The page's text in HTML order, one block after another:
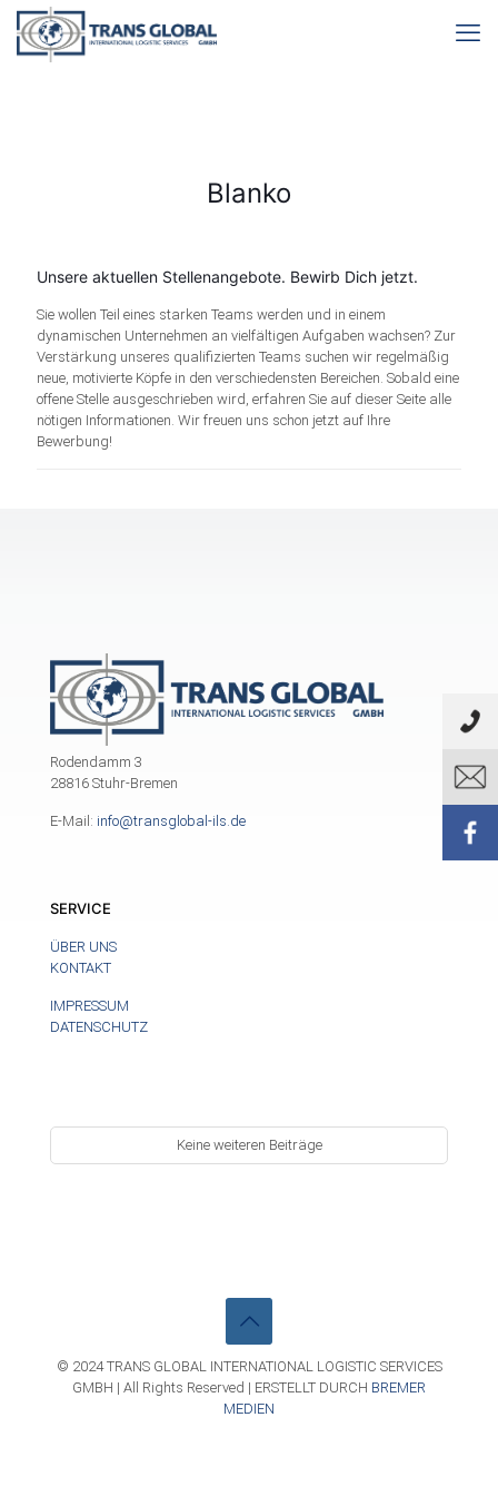
Blanko
Unsere aktuellen Stellenangebote. Bewirb Dich jetzt.
Sie wollen Teil eines starken Teams werden und in einem
dynamischen Unternehmen an vielfältigen Aufgaben wachsen? Zur
Verstärkung unseres qualifizierten Teams suchen wir regelmäßig
neue, motivierte Köpfe in den verschiedensten Bereichen. Sobald eine
offene Stelle ausgeschrieben wird, erfahren Sie auf dieser Seite alle
nötigen Informationen. Wir freuen uns schon jetzt auf Ihre
Bewerbung!
Rodendamm 3
28816 Stuhr-Bremen
E-Mail: info@transglobal-ils.de
SERVICE
ÜBER UNS
KONTAKT
IMPRESSUM
DATENSCHUTZ
Keine weiteren Beiträge
© 2024 TRANS GLOBAL INTERNATIONAL LOGISTIC SERVICES
GMBH | All Rights Reserved | ERSTELLT DURCH BREMER
MEDIEN